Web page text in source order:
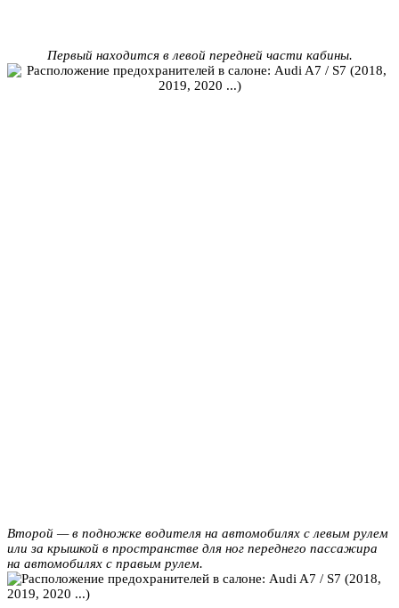
Первый находится в левой передней части кабины.
Второй — в подножке водителя на автомобилях с левым рулем
или за крышкой в ​​пространстве для ног переднего пассажира
на автомобилях с правым рулем.